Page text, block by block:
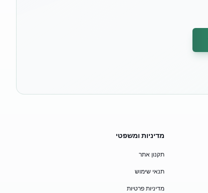
מדיניות ומשפטי
תקנון אתר
תנאי שימוש
מדיניות פרטיות